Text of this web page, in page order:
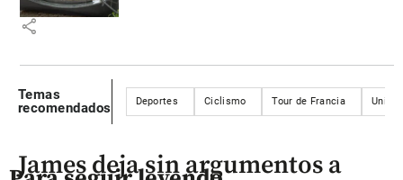
share
Temas
recomendados
Deportes Ciclismo Tour de Francia Unión
James deja sin argumentos a